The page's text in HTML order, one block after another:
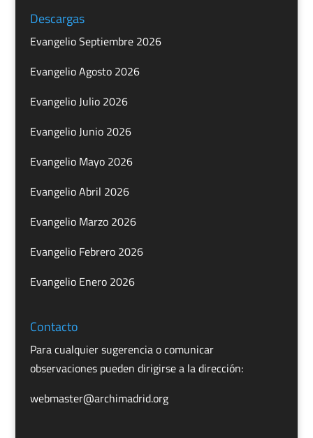
Descargas
Evangelio Septiembre 2026
Evangelio Agosto 2026
Evangelio Julio 2026
Evangelio Junio 2026
Evangelio Mayo 2026
Evangelio Abril 2026
Evangelio Marzo 2026
Evangelio Febrero 2026
Evangelio Enero 2026
Contacto
Para cualquier sugerencia o comunicar
observaciones pueden dirigirse a la dirección:
webmaster@archimadrid.org